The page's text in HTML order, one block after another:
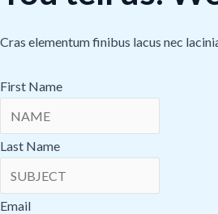
Cras elementum finibus lacus nec
First Name
Last Name
Email